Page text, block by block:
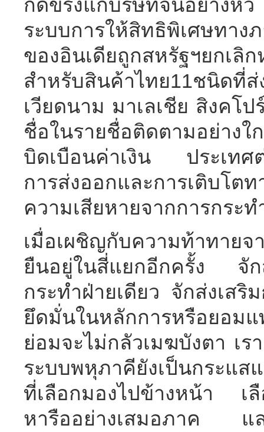
กดขี่รังแกบริษัทจีนอย่างหั
ระบบการให้สิทธิพิเศษทา
ของอินเดียถูกสหรัฐฯยกเ
สำหรับสินค้าไทย11ชนิดที่ส่
เวียดนาม มาเลเชีย สิงคโ
ชื่อในรายชื่อติดตามอย่างใ
บิดเบือนค่าเงิน ประเทศ
การส่งออกและการเติบโต
ความเสียหายจากการกระ
เมื่อเผชิญกับความท้าทาย
ยืนอยู่ในสี่แยกอีกครั้ง จัก
กระทำฝ่ายเดียว จักส่งเสริ
ยึดมั่นในหลักการหรือยอม
ย่อมจะไม่กลัวเมฆบังตา เ
ระบบพหุภาคียังเป็นกระแ
ที่เลือกมองไปข้างหน้า เ
หารืออย่างเสมอภาค แล